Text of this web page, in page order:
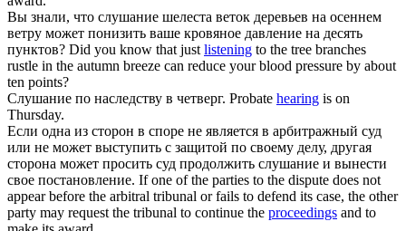
Вы знали, что слушание шелеста веток деревьев на осеннем
ветру может понизить ваше кровяное давление на десять
пунктов? Did you know that justlistening to the tree branches
rustle in the autumn breeze can reduce your blood pressure by about
ten points?
Слушание по наследству в четверг. Probate hearing is on
Thursday.
Если одна из сторон в споре не является в арбитражный суд
или не может выступить с защитой по своему делу, другая
сторона может просить суд продолжить слушание и вынести
свое постановление. If one of the parties to the dispute does not
appear before the arbitral tribunal or fails to defend its case, the other
party may request the tribunal to continue the proceedings and to